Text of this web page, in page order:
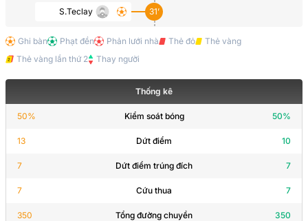
S.Teclay 31’
Thống kê
50% Kiểm soát bóng 50%
13 Dứt điểm 10
7 Dứt điểm trúng đích 7
7 Cứu thua 7
350 Tổng đường chuyền 350
Ghi bàn Phạt đền Phản lưới nhà Thẻ đỏ
Thẻ vàng
Thẻ vàng lần thứ 2
Thay người